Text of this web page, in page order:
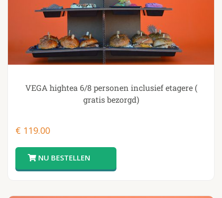
VEGA hightea 6/8 personen inclusief etagere (
gratis bezorgd)
€ 119.00